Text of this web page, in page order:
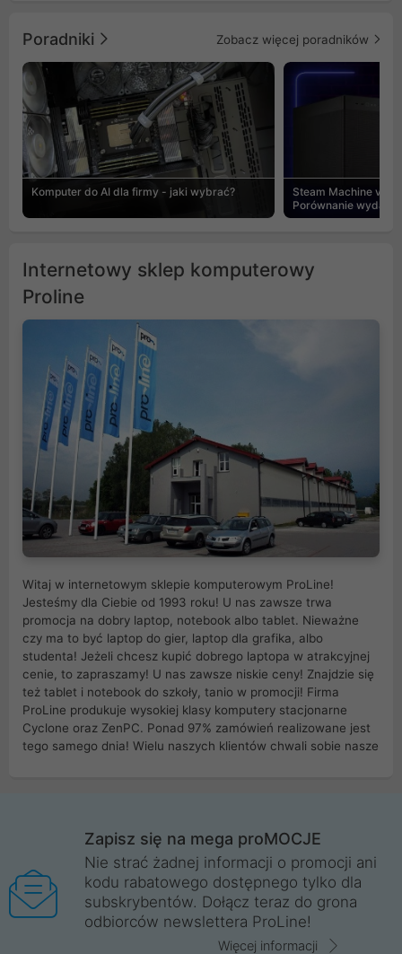
Poradniki Zobacz więcej poradników
Komputer do AI dla firmy - jaki wybrać?
Steam Machine vs
Porównanie
Internetowy sklep komputerowy
Proline
Witaj w internetowym sklepie komputerowym ProLine!
Jesteśmy dla Ciebie od 1993 roku! U nas zawsze trwa
promocja na dobry laptop, notebook albo tablet. Nieważne
czy ma to być laptop do gier, laptop dla grafika, albo
studenta! Jeżeli chcesz kupić dobrego laptopa w atrakcyjnej
cenie, to zapraszamy! U nas zawsze niskie ceny! Znajdzie się
też tablet i notebook do szkoły, tanio w promocji! Firma
ProLine produkuje wysokiej klasy komputery stacjonarne
Cyclone oraz ZenPC. Ponad 97% zamówień realizowane jest
tego samego dnia! Wielu naszych klientów chwali sobie nasze
Wrocław, Poznań, Legnica, Katowice, Gliwice, Kalisz, Bytom,
Trzebnica, Opole. Szybka i profesjonalna obsługa!
ProLine to polska firma ze 100% polskim kapitałem. Działamy
legalnie i płacimy podatki w naszym kraju! Posiadamy siedzibę
główną w Mirkowie oraz salony na terenie kraju. Cała
komunikacja ze sklepem komputerowym ProLine jest
Zapisz się na mega proMOCJE
Nie strać żadnej informacji o promocji ani
kodu rabatowego dostępnego tylko dla
subskrybentów. Dołącz teraz do grona
odbiorców newslettera ProLine!
Więcej informacji